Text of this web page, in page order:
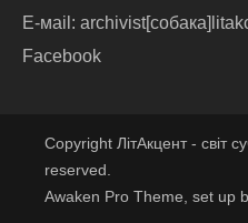
E-маіl:
Facebook
Copyright ЛітАкцент - світ
reserved.
Awaken Pro Theme, set up